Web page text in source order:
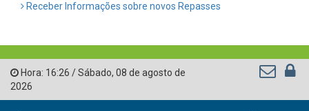
Receber Informações sobre novos Repasses
Hora: 16:26 /Sábado, 08 de agosto de
2026